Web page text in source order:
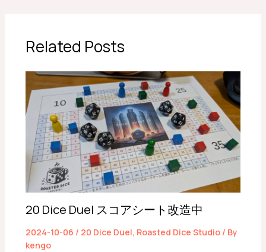
Related Posts
20 Dice Duel スコアシート改造中
2024-10-06 / 20 Dice Duel, Roasted Dice Studio/ By
kengo